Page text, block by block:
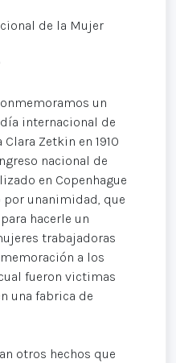
de la Mujer
un
internacional de
Zetkin en 1910
nacional de
en Copenhague
por unanimidad, que
hacerle un
trabajadoras
a los
fueron victimas
una fabrica de
otros hechos que